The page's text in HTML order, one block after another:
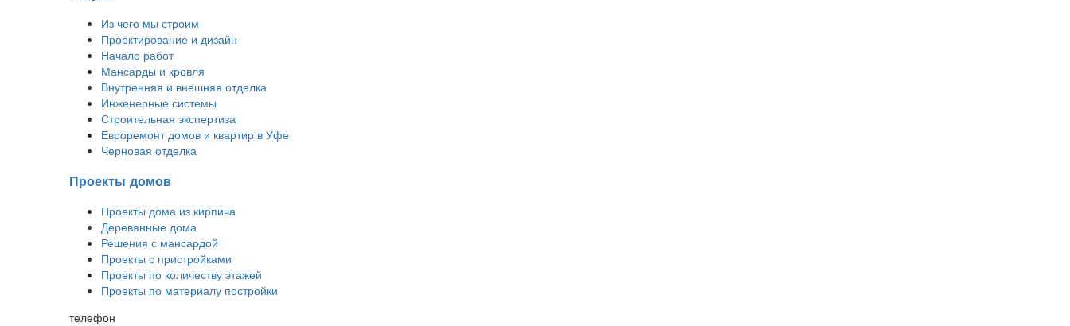
Из чего мы строим
Проектирование и дизайн
Начало работ
Мансарды и кровля
Внутренняя и внешняя отделка
Инженерные системы
Строительная экспертиза
Евроремонт домов и квартир в Уфе
Черновая отделка
Проекты домов
Проекты дома из кирпича
Деревянные дома
Решения с мансардой
Проекты с пристройками
Проекты по количеству этажей
Проекты по материалу постройки
телефон